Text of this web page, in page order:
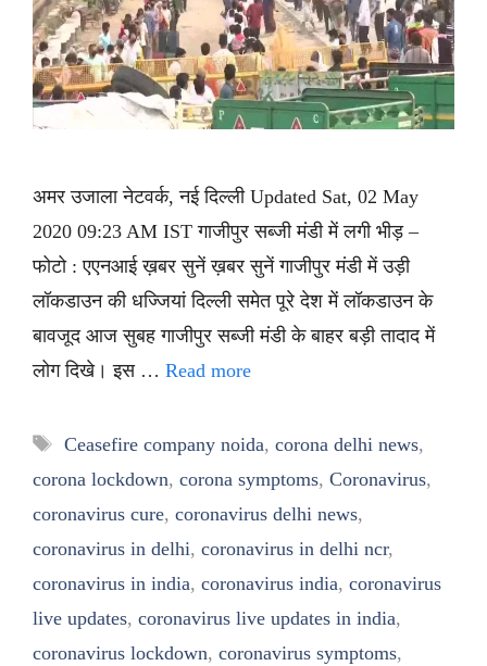
अमर उजाला नेटवर्क, नई दिल्ली Updated Sat, 02 May
2020 09:23 AM IST गाजीपुर सब्जी मंडी में लगी भीड़ –
फोटो : एएनआई ख़बर सुनें ख़बर सुनें गाजीपुर मंडी में उड़ी
लॉकडाउन की धज्जियां दिल्ली समेत पूरे देश में लॉकडाउन के
बावजूद आज सुबह गाजीपुर सब्जी मंडी के बाहर बड़ी तादाद में
लोग दिखे। इस … Read more
Tags
Ceasefire company noida, corona delhi news,
corona lockdown, corona symptoms, Coronavirus,
coronavirus cure, coronavirus delhi news,
coronavirus in delhi, coronavirus in delhi ncr,
coronavirus in india, coronavirus india, coronavirus
live updates, coronavirus live updates in india,
coronavirus lockdown, coronavirus symptoms,